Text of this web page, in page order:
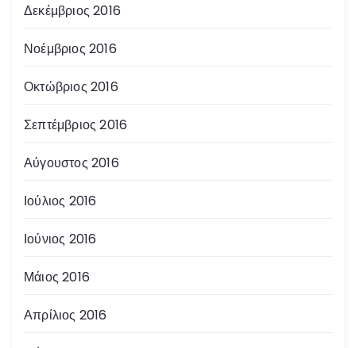
Δεκέμβριος 2016
Νοέμβριος 2016
Οκτώβριος 2016
Σεπτέμβριος 2016
Αύγουστος 2016
Ιούλιος 2016
Ιούνιος 2016
Μάιος 2016
Απρίλιος 2016